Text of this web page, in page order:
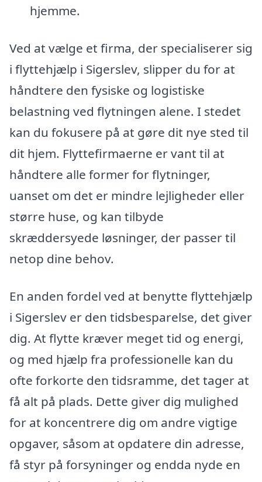
hjemme.
Ved at vælge et firma, der specialiserer sig
i flyttehjælp i Sigerslev, slipper du for at
håndtere den fysiske og logistiske
belastning ved flytningen alene. I stedet
kan du fokusere på at gøre dit nye sted til
dit hjem. Flyttefirmaerne er vant til at
håndtere alle former for flytninger,
uanset om det er mindre lejligheder eller
større huse, og kan tilbyde
skræddersyede løsninger, der passer til
netop dine behov.
En anden fordel ved at benytte flyttehjælp
i Sigerslev er den tidsbesparelse, det giver
dig. At flytte kræver meget tid og energi,
og med hjælp fra professionelle kan du
ofte forkorte den tidsramme, det tager at
få alt på plads. Dette giver dig mulighed
for at koncentrere dig om andre vigtige
opgaver, såsom at opdatere din adresse,
få styr på forsyninger og endda nyde en